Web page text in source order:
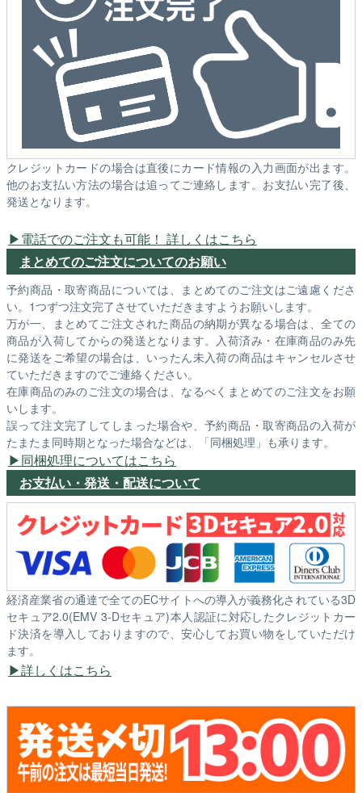
クレジットカードの場合は直後にカード情報の入力画面が出ます。
他のお支払い方法の場合は追ってご連絡します。お支払い完了後、
発送となります。
電話でのご注文も可能！ 詳しくはこちら
まとめてのご注文についてのお願い
予約商品・取寄商品については、まとめてのご注文はご遠慮くださ
い。1つずつ注文完了させていただきますようお願いします。
万が一、まとめてご注文された商品の納期が異なる場合は、全ての
商品が入荷してからの発送となります。入荷済み・在庫商品のみ先
に発送をご希望の場合は、いったん未入荷の商品はキャンセルさせ
ていただきますのでご連絡ください。
在庫商品のみのご注文の場合は、なるべくまとめてのご注文をお願
いします。
誤って注文完了してしまった場合や、予約商品・取寄商品の入荷が
たまたま同時期となった場合などは、「同梱処理」も承ります。
同梱処理についてはこちら
お支払い・発送・配送について
経済産業省の通達で全てのECサイトへの導入が義務化されている3D
セキュア2.0(EMV 3-Dセキュア)本人認証に対応したクレジットカー
ド決済を導入しておりますので、安心してお買い物をしていただけ
ます。
詳しくはこちら